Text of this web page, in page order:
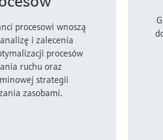
procesowi wnoszą
i zalecenia
procesów
ruchu oraz
strategii
zasobami.